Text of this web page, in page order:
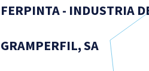
FERPINTA - INDUSTRIA
GRAMPERFIL, SA